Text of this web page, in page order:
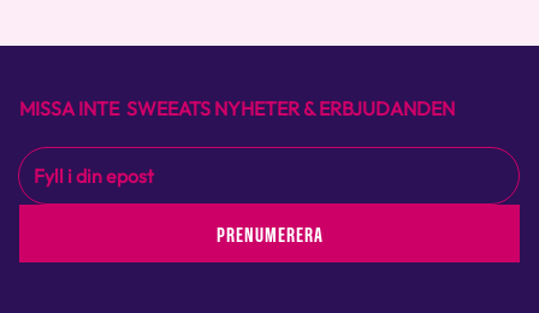
MISSA INTE SWEEATS NYHETER & ERBJUDANDEN
PRENUMERERA